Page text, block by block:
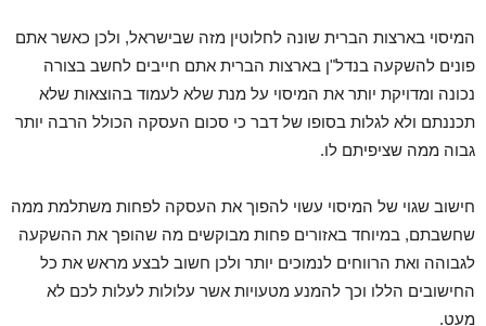
המיסוי בארצות הברית שונה לחלוטין מזה שבישראל, ולכן כאשר אתם
פונים להשקעה בנדל"ן בארצות הברית אתם חייבים לחשב בצורה
נכונה ומדויקת יותר את המיסוי על מנת שלא לעמוד בהוצאות שלא
תכננתם ולא לגלות בסופו של דבר כי סכום העסקה הכולל הרבה יותר
גבוה ממה שציפיתם לו.
חישוב שגוי של המיסוי עשוי להפוך את העסקה לפחות משתלמת ממה
שחשבתם, במיוחד באזורים פחות מבוקשים מה שהופך את ההשקעה
לגבוהה ואת הרווחים לנמוכים יותר ולכן חשוב לבצע מראש את כל
החישובים הללו וכך להמנע מטעויות אשר עלולות לעלות לכם לא
מעט.